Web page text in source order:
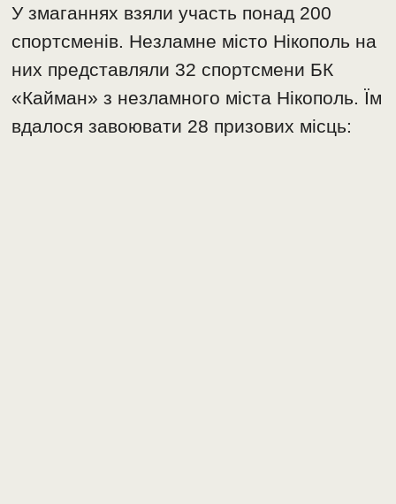
У змаганнях взяли участь понад 200
спортсменів. Незламне місто Нікополь на
них представляли 32 спортсмени БК
«Кайман» з незламного міста Нікополь. Їм
вдалося завоювати 28 призових місць: